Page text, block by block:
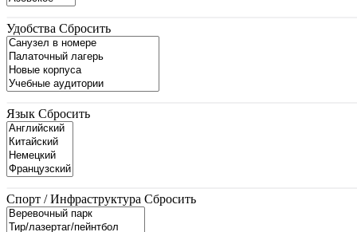
Удобства Сбросить
Язык Сбросить
Спорт / Инфраструктура Сбросить